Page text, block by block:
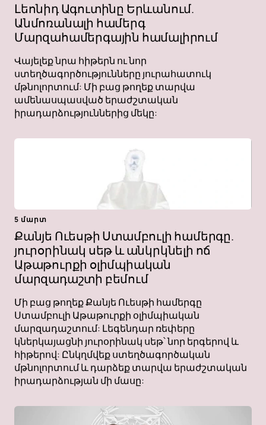
Լեոնիդ Ագուտինը Երևանում.
Անմոռանալի համերգ
Մարզահամերգային համալիրում
Վայելեք նրա հիթերն ու նոր
ստեղծագործությունները յուրահատուկ
մթնոլորտում: Մի բաց թողեք տարվա
ամենասպասված երաժշտական ​​
իրադարձություններից մեկը:
5 մարտ
Քանյե Ուեսթի Ստամբուլի համերգը.
յուրօրինակ սեթ և անկրկնելի ոճ
Աթաթուրքի օլիմպիական
մարզադաշտի բեմում
Մի բաց թողեք Քանյե Ուեսթի համերգը
Ստամբուլի Աթաթուրքի օլիմպիական
մարզադաշտում: Լեգենդար ռեփերը
կներկայացնի յուրօրինակ սեթ՝ նոր երգերով և
հիթերով: Ընկղմվեք ստեղծագործական
մթնոլորտում և դարձեք տարվա երաժշտական ​​​​
իրադարձության մի մասը: